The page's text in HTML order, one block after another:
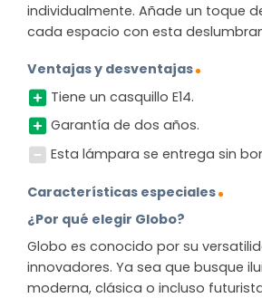
individualmente. Añade un toque
cada espacio con esta
Ventajas y desventajas
Tiene un casquillo E14.
Garantía de dos años.
Esta lámpara se entrega sin
Características especiales
¿Por qué elegir Globo?
Globo es conocido por su
innovadores. Ya sea que busque
moderna, clásica o incluso